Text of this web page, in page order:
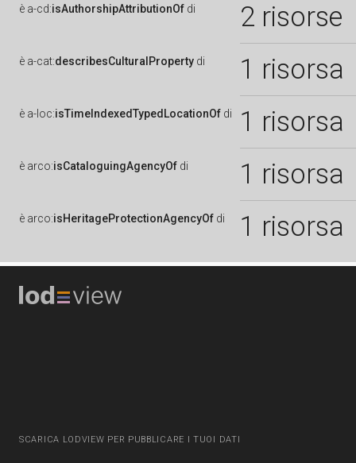
è a-cd:isAuthorshipAttributionOf di 2 risorse
è a-cat:describesCulturalProperty di 1 risorsa
è a-loc:isTimeIndexedTypedLocationOf di 1 risorsa
è arco:isCataloguingAgencyOf di 1 risorsa
è arco:isHeritageProtectionAgencyOf di 1 risorsa
SCARICA LODVIEW PER PUBBLICARE I TUOI DATI